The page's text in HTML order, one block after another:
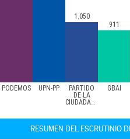
PODEMOS UPN-PP
PARTIDO
DE LA
CIUDADANÍA
GBAI
1.050
911
RESUMEN DEL ESCRUTINIO